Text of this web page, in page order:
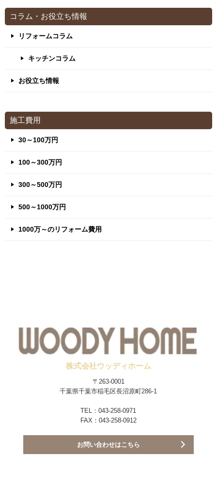
コラム・お役立ち情報
リフォームコラム
キッチンコラム
お役立ち情報
施工費用
30～100万円
100～300万円
300～500万円
500～1000万円
1000万～のリフォーム費用
株式会社ウッディホーム
〒263-0001
千葉県千葉市稲毛区長沼原町286-1
TEL：043-258-0971
FAX：043-258-0912
お問い合わせはこちら